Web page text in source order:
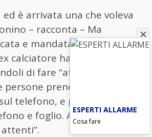
ed è arrivata una che voleva
– racconta – Ma
e mandata via”. Ai suoi
calciatore ha rivolto un
di fare “attenzione
persone prendono un foglio
telefono, e poi vi
e foglio. A Milano
ESPERTI ALLARME
Cosa fare